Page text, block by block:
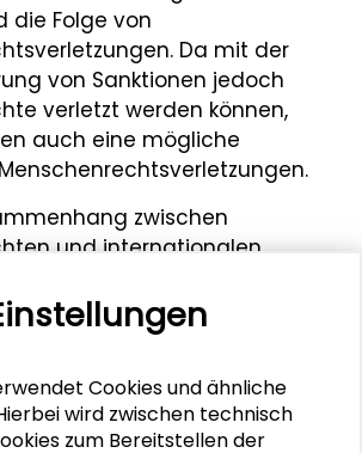
die Folge von
Da mit der
von Sanktionen jedoch
verletzt werden können,
auch eine mögliche
zwischen
und internationalen
werden. So haben
Sanktionen direkt und
Wie bereits
zielgerichtete
Cookies und ähnliche
wird zwischen technisch
zum Bereitstellen der